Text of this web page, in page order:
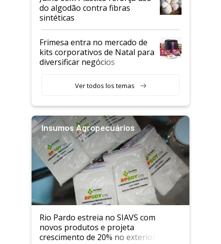
do algodão contra fibras
sintéticas
Frimesa entra no mercado de
kits corporativos de Natal para
diversificar negócios
Ver todos los temas
Insumos Agropecuários
Rio Pardo estreia no SIAVS com
novos produtos e projeta
crescimento de 20% no exterior